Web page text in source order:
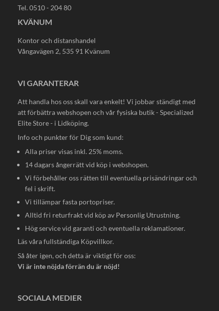
Tel. 0510 - 204 80
KVÄNUM
Kontor och distanshandel
Vångavägen 2, 535 91 Kvänum
VI GARANTERAR
Att handla hos oss skall vara enkelt! Vi jobbar ständigt med
att förbättra webshopen och vår fysiska butik - Specialized
Elite Store - i Lidköping.
Info och punkter för Dig som kund:
Alla priser visas inkl. 25% moms.
14 dagars ångerrätt vid köp i webshopen.
Vi förbehåller oss rätten till eventuella prisändringar och
fel i skrift.
Vi tillämpar fasta portopriser.
Alltid fri returfrakt vid köp av Personlig Utrustning.
Hög service vid garanti och eventuella reklamationer.
Läs våra fullständiga Köpvillkor.
Så åter igen, och detta är viktigt för oss:
Vi är inte nöjda förrän du är nöjd!
SOCIALA MEDIER